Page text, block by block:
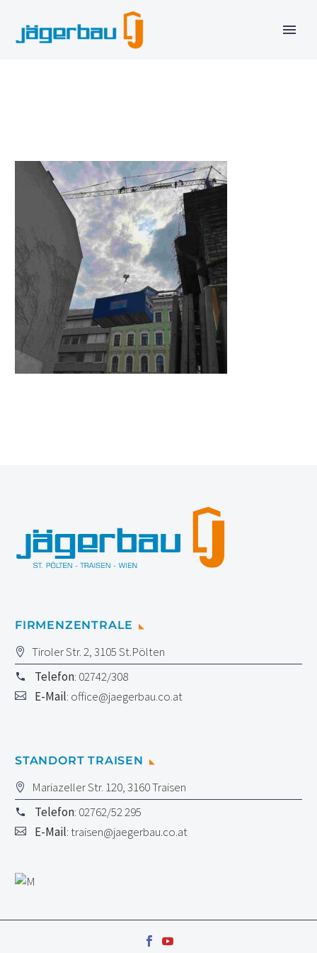
FIRMENZENTRALE
Tiroler Str. 2, 3105 St.Pölten
Telefon: 02742/308
E-Mail: office@jaegerbau.co.at
STANDORT TRAISEN
Mariazeller Str. 120, 3160 Traisen
Telefon: 02762/52 295
E-Mail:traisen@jaegerbau.co.at